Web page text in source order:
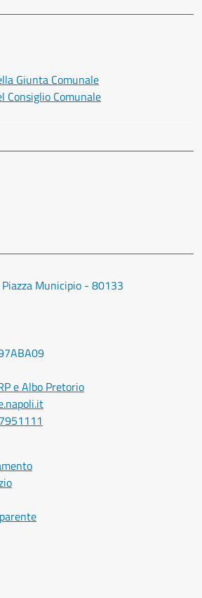
Giunta Comunale
Consiglio Comunale
Piazza Municipio - 80133
e Albo Pretorio